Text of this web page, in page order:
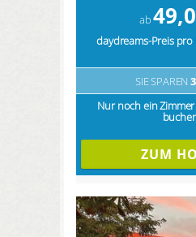
ab
daydreams-Preis
SIE SPAREN
Nur noch ein
ZUM